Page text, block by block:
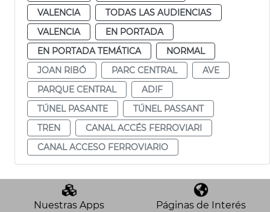
VALENCIA
TODAS LAS AUDIENCIAS
VALENCIA
EN PORTADA
EN PORTADA TEMÁTICA
NORMAL
JOAN RIBÓ
PARC CENTRAL
AVE
PARQUE CENTRAL
ADIF
TÚNEL PASANTE
TÚNEL PASSANT
TREN
CANAL ACCÉS FERROVIARI
CANAL ACCESO FERROVIARIO
Nuestras Apps Páginas de Interés